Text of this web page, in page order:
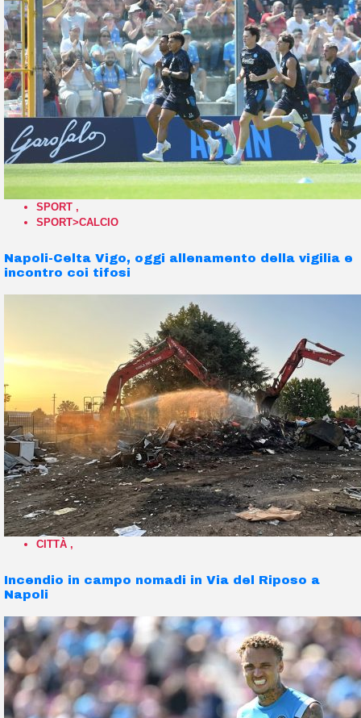
SPORT ,
SPORT>CALCIO
Napoli-Celta Vigo, oggi allenamento della vigilia e
incontro coi tifosi
CITTÀ ,
Incendio in campo nomadi in Via del Riposo a
Napoli